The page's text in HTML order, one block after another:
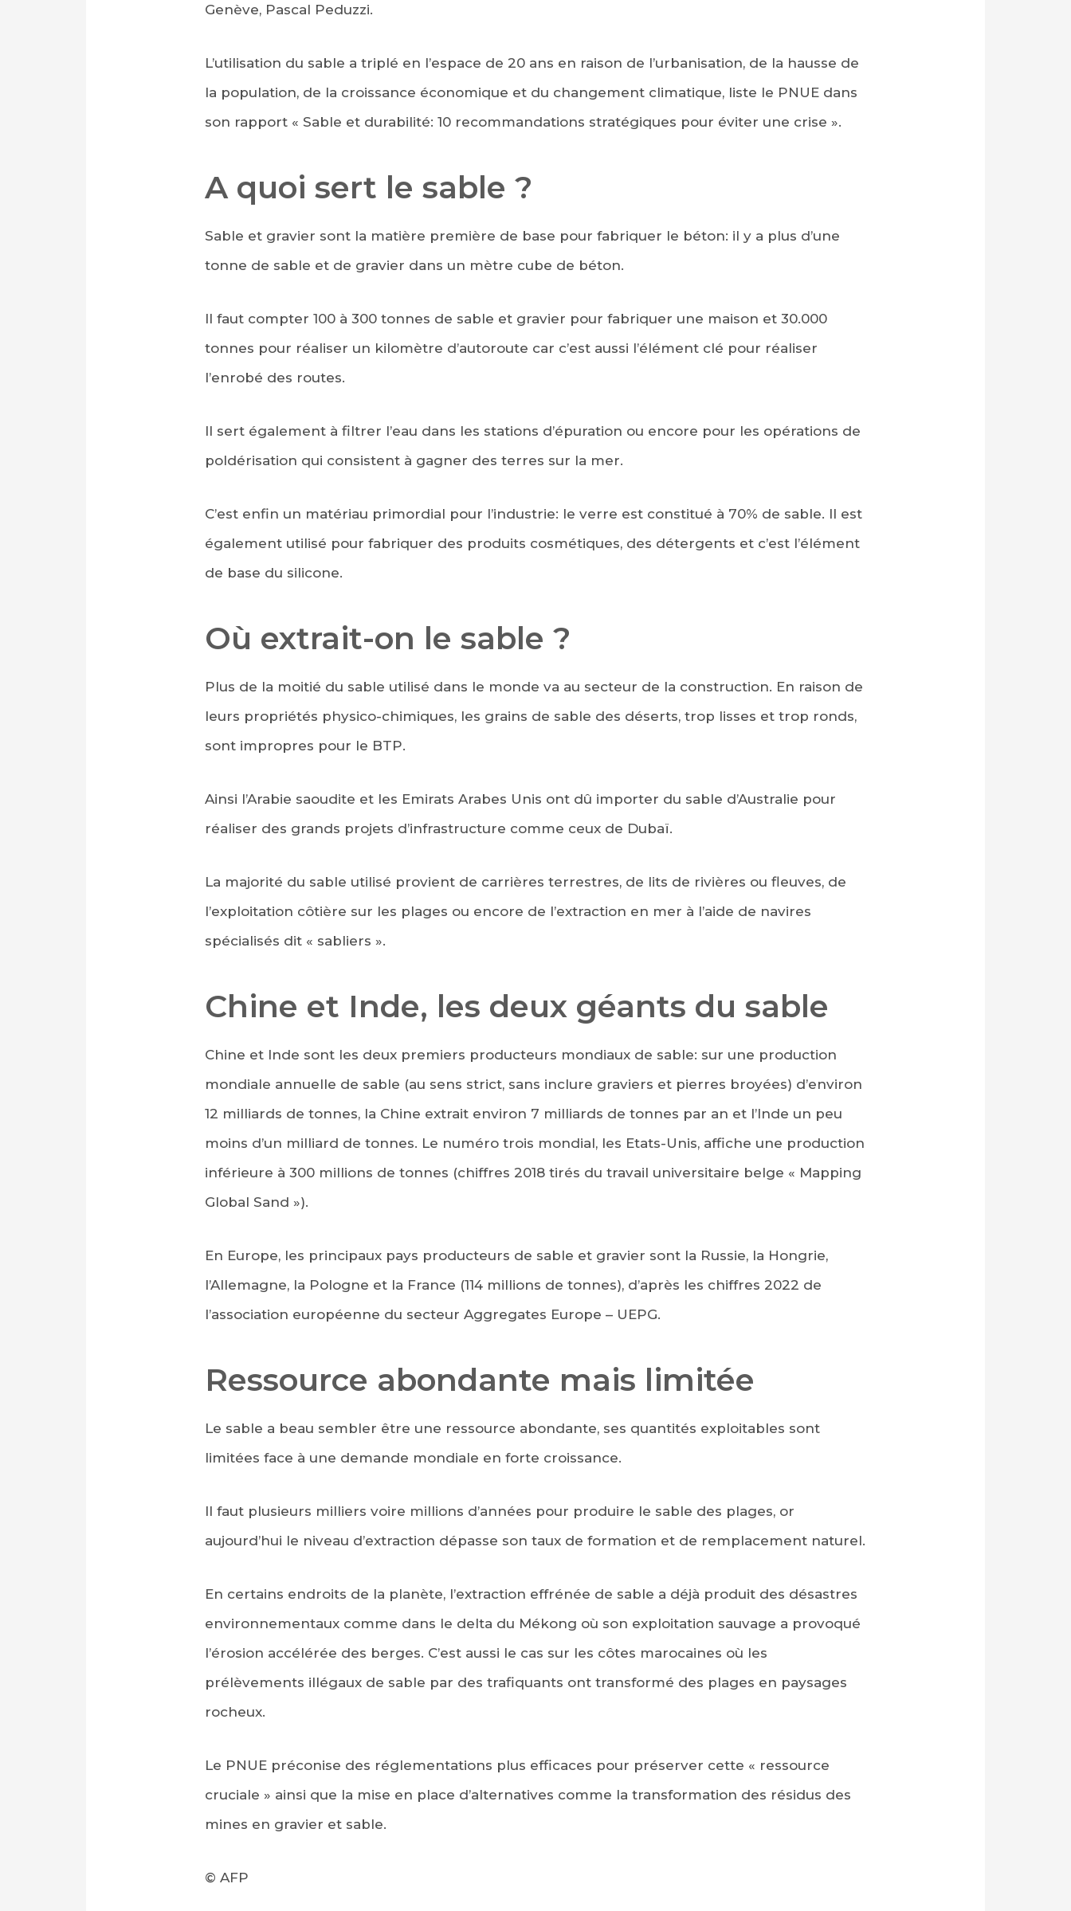
Genève, Pascal Peduzzi.
L’utilisation du sable a triplé en l’espace de 20 ans en raison de l’urbanisation, de la hausse de
la population, de la croissance économique et du changement climatique, liste le PNUE dans
son rapport « Sable et durabilité: 10 recommandations stratégiques pour éviter une crise ».
A quoi sert le sable ?
Sable et gravier sont la matière première de base pour fabriquer le béton: il y a plus d’une
tonne de sable et de gravier dans un mètre cube de béton.
Il faut compter 100 à 300 tonnes de sable et gravier pour fabriquer une maison et 30.000
tonnes pour réaliser un kilomètre d’autoroute car c’est aussi l’élément clé pour réaliser
l’enrobé des routes.
Il sert également à filtrer l’eau dans les stations d’épuration ou encore pour les opérations de
poldérisation qui consistent à gagner des terres sur la mer.
C’est enfin un matériau primordial pour l’industrie: le verre est constitué à 70% de sable. Il est
également utilisé pour fabriquer des produits cosmétiques, des détergents et c’est l’élément
de base du silicone.
Où extrait-on le sable ?
Plus de la moitié du sable utilisé dans le monde va au secteur de la construction. En raison de
leurs propriétés physico-chimiques, les grains de sable des déserts, trop lisses et trop ronds,
sont impropres pour le BTP.
Ainsi l’Arabie saoudite et les Emirats Arabes Unis ont dû importer du sable d’Australie pour
réaliser des grands projets d’infrastructure comme ceux de Dubaï.
La majorité du sable utilisé provient de carrières terrestres, de lits de rivières ou fleuves, de
l’exploitation côtière sur les plages ou encore de l’extraction en mer à l’aide de navires
spécialisés dit « sabliers ».
Chine et Inde, les deux géants du sable
Chine et Inde sont les deux premiers producteurs mondiaux de sable: sur une production
mondiale annuelle de sable (au sens strict, sans inclure graviers et pierres broyées) d’environ
12 milliards de tonnes, la Chine extrait environ 7 milliards de tonnes par an et l’Inde un peu
moins d’un milliard de tonnes. Le numéro trois mondial, les Etats-Unis, affiche une production
inférieure à 300 millions de tonnes (chiffres 2018 tirés du travail universitaire belge « Mapping
Global Sand »).
En Europe, les principaux pays producteurs de sable et gravier sont la Russie, la Hongrie,
l’Allemagne, la Pologne et la France (114 millions de tonnes), d’après les chiffres 2022 de
l’association européenne du secteur Aggregates Europe – UEPG.
Ressource abondante mais limitée
Le sable a beau sembler être une ressource abondante, ses quantités exploitables sont
limitées face à une demande mondiale en forte croissance.
Il faut plusieurs milliers voire millions d’années pour produire le sable des plages, or
aujourd’hui le niveau d’extraction dépasse son taux de formation et de remplacement naturel.
En certains endroits de la planète, l’extraction effrénée de sable a déjà produit des désastres
environnementaux comme dans le delta du Mékong où son exploitation sauvage a provoqué
l’érosion accélérée des berges. C’est aussi le cas sur les côtes marocaines où les
prélèvements illégaux de sable par des trafiquants ont transformé des plages en paysages
rocheux.
Le PNUE préconise des réglementations plus efficaces pour préserver cette « ressource
cruciale » ainsi que la mise en place d’alternatives comme la transformation des résidus des
mines en gravier et sable.
© AFP